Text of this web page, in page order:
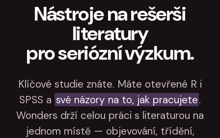
Nástroje na rešerši
literatury
pro seriózní výzkum.
Klíčové studie znáte. Máte otevřené R i
SPSS a své názory na to, jak pracujete.
Wonders drží celou práci s literaturou na
jednom místě — objevování, třídění,